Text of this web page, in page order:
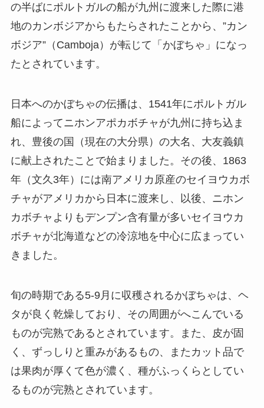
の半ばにポルトガルの船が九州に渡来した際に港
地のカンボジアからもたらされたことから、”カン
ボジア”（Camboja）が転じて「かぼちゃ」になっ
たとされています。
日本へのかぼちゃの伝播は、1541年にポルトガル
船によってニホンアポカボチャが九州に持ち込ま
れ、豊後の国（現在の大分県）の大名、大友義鎮
に献上されたことで始まりました。その後、1863
年（文久3年）には南アメリカ原産のセイヨウカボ
チャがアメリカから日本に渡来し、以後、ニホン
カボチャよりもデンプン含有量が多いセイヨウカ
ボチャが北海道などの冷涼地を中心に広まってい
きました。
旬の時期である5-9月に収穫されるかぼちゃは、ヘ
タが良く乾燥しており、その周囲がへこんでいる
ものが完熟であるとされています。また、皮が固
く、ずっしりと重みがあるもの、またカット品で
は果肉が厚くて色が濃く、種がふっくらとしてい
るものが完熟とされています。